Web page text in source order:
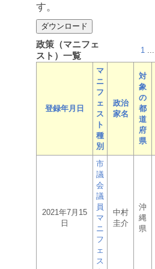
す。
政策（マニフェ
スト）一覧
1 ...
登録年月日
マ
ニ
フ
ェ
ス
ト
種
別
政治
家名
対
象
の
都
道
府
県
2021年7月15
日
市
議
会
議
員
マ
ニ
フ
ェ
ス
中村
圭介
沖
縄
県